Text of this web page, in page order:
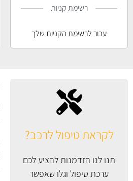
רשימת קניות
עבור לרשימת הקניות שלך
לקראת טיפול לרכב?
תנו לנו הזדמנות להציע לכם
ערכת טיפול וגלו שאפשר